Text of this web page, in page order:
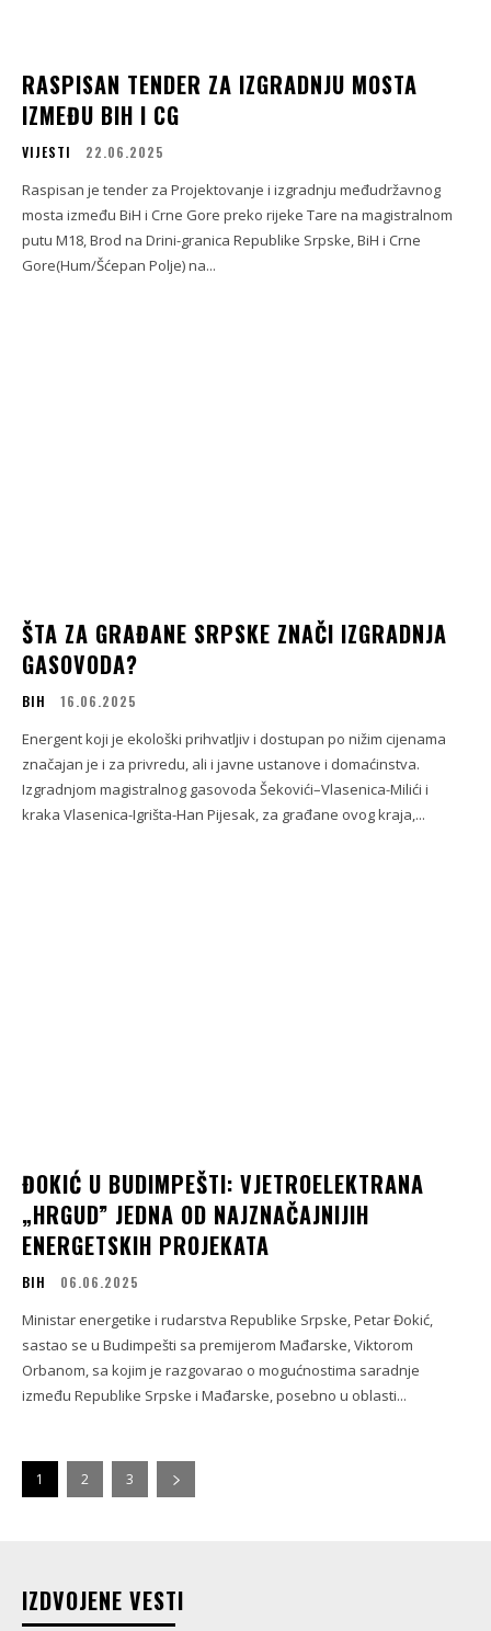
RASPISAN TENDER ZA IZGRADNJU MOSTA
IZMEĐU BIH I CG
VIJESTI 22.06.2025
Raspisan je tender za Projektovanje i izgradnju međudržavnog
mosta između BiH i Crne Gore preko rijeke Tare na magistralnom
putu M18, Brod na Drini-granica Republike Srpske, BiH i Crne
Gore(Hum/Šćepan Polje) na...
ŠTA ZA GRAĐANE SRPSKE ZNAČI IZGRADNJA
GASOVODA?
BIH 16.06.2025
Energent koji je ekološki prihvatljiv i dostupan po nižim cijenama
značajan je i za privredu, ali i javne ustanove i domaćinstva.
Izgradnjom magistralnog gasovoda Šekovići–Vlasenica-Milići i
kraka Vlasenica-Igrišta-Han Pijesak, za građane ovog kraja,...
ĐOKIĆ U BUDIMPEŠTI: VJETROELEKTRANA
„HRGUD” JEDNA OD NAJZNAČAJNIJIH
ENERGETSKIH PROJEKATA
BIH 06.06.2025
Ministar energetike i rudarstva Republike Srpske, Petar Đokić,
sastao se u Budimpešti sa premijerom Mađarske, Viktorom
Orbanom, sa kojim je razgovarao o mogućnostima saradnje
između Republike Srpske i Mađarske, posebno u oblasti...
1 2 3
IZDVOJENE VESTI